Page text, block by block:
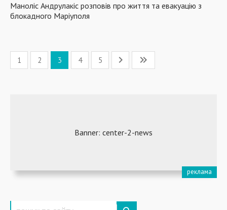
Маноліс Андрулакіс розповів про життя та евакуацію з
блокадного Маріуполя
1 2 3 4 5